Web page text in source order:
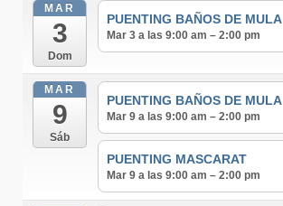
MAR
3
Dom
PUENTING BAÑOS DE MULA
Mar 3 a las 9:00 am – 2:00 pm
MAR
9
Sáb
PUENTING BAÑOS DE MULA
Mar 9 a las 9:00 am – 2:00 pm
PUENTING MASCARAT
Mar 9 a las 9:00 am – 2:00 pm